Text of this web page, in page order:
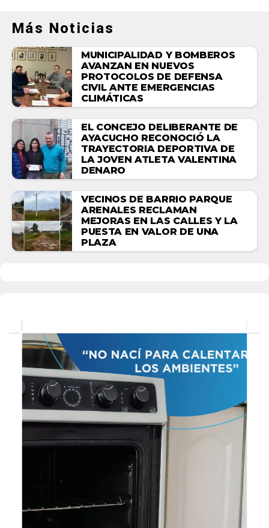
Más Noticias
MUNICIPALIDAD Y BOMBEROS
AVANZAN EN NUEVOS
PROTOCOLOS DE DEFENSA
CIVIL ANTE EMERGENCIAS
CLIMÁTICAS
EL CONCEJO DELIBERANTE DE
AYACUCHO RECONOCIÓ LA
TRAYECTORIA DEPORTIVA DE
LA JOVEN ATLETA VALENTINA
DENARO
VECINOS DE BARRIO PARQUE
ARENALES RECLAMAN
MEJORAS EN LAS CALLES Y LA
PUESTA EN VALOR DE UNA
PLAZA